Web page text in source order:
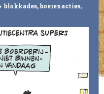
blokkades,boerenacties,